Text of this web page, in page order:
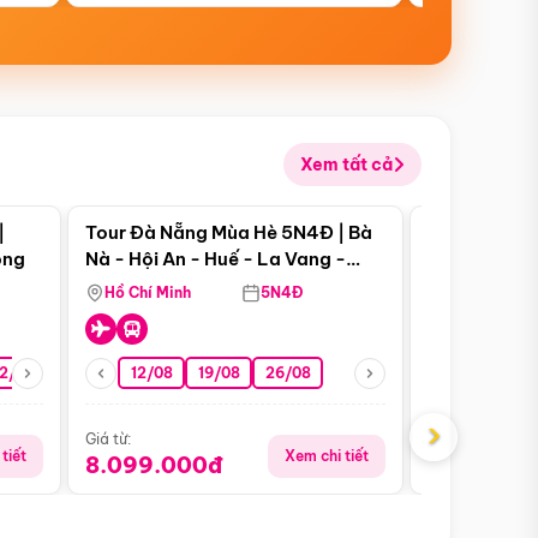
Xem tất cả
08 26/08 05/09 09/09 12/09
tiết
Điểm nổi bật
Tour Đà Nẵng Mùa Hè 5N4Đ | Bà
Nà - Hội An - Huế - La Vang -
Động Thiên Đường
Hồ Chí Minh 5N4Đ
12/08 19/08 26/08
Giá từ:
8.099.000đ Xem chi tiết
Giá từ:
›